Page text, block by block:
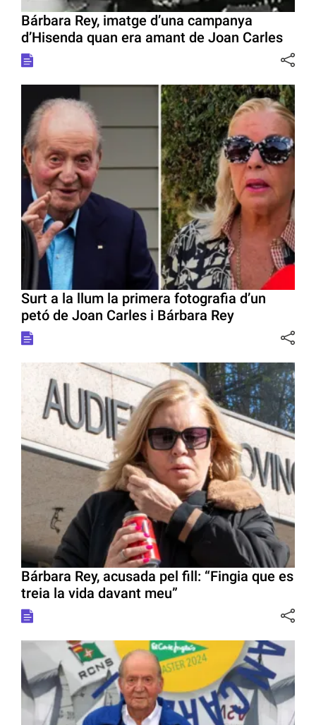
Bárbara Rey, imatge d’una campanya
d’Hisenda quan era amant de Joan Carles
Surt a la llum la primera fotografia d’un
petó de Joan Carles i Bárbara Rey
Bárbara Rey, acusada pel fill: “Fingia que es
treia la vida davant meu”